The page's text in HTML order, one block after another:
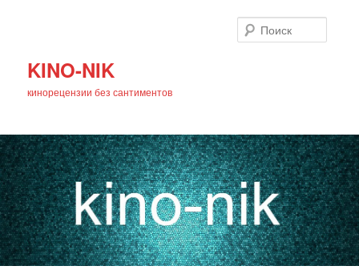
KINO-NIK
кинорецензии без сантиментов